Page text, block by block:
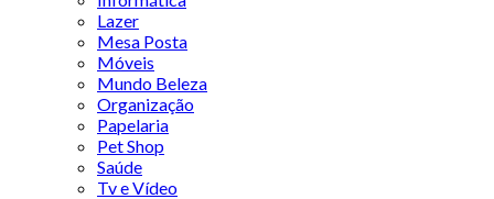
Lazer
Mesa Posta
Móveis
Mundo Beleza
Organização
Papelaria
Pet Shop
Saúde
Tv e Vídeo